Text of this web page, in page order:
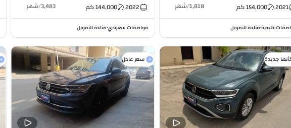
2021
154,000كم 1,818
/شهر
خليجية•متاحة للتمويل
2022
144,000كم 3,483
/شهر
مواصفات سعودي•متاحة للتمويل
جديدة سعر عادل